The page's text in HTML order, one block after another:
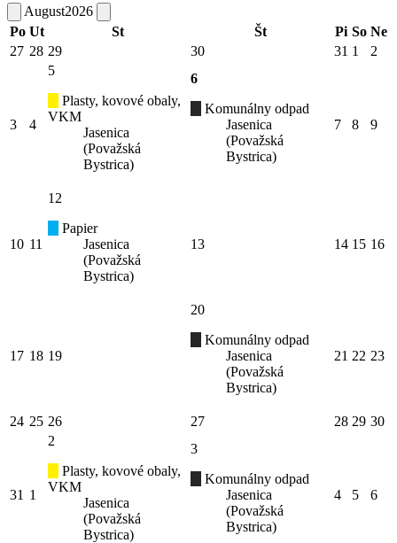
August2026
Po Ut St Št Pi So Ne
27 28 29 30 31 1 2
3 4
5
Plasty, kovové obaly,
VKM
Jasenica
(Považská
Bystrica)
6
Komunálny odpad
Jasenica
(Považská
Bystrica)
7 8 9
10 11
12
Papier
Jasenica
(Považská
Bystrica)
13 14 15 16
17 18 19
20
Komunálny odpad
Jasenica
(Považská
Bystrica)
21 22 23
24 25 26 27 28 29 30
31 1
2
Plasty, kovové obaly,
VKM
Jasenica
(Považská
Bystrica)
3
Komunálny odpad
Jasenica
(Považská
Bystrica)
4 5 6